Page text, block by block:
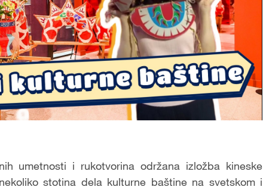
umetnosti i rukotvorina održana izložba kineske
stotina dela kulturne baštine na svetskom i